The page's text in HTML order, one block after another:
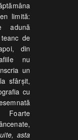
limită:
adună
de
din
nu
un
sfârșit,
cu
Foarte
asta